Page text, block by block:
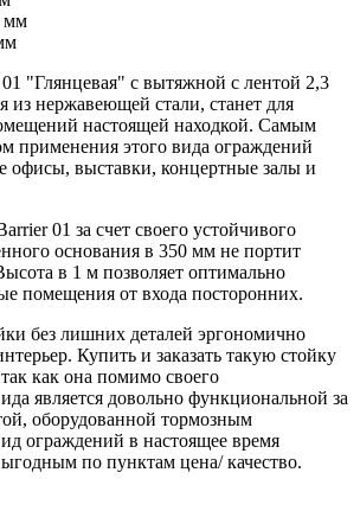
мм
"Глянцевая" с вытяжной с лентой 2,3
из нержавеющей стали, станет для
настоящей находкой. Самым
применения этого вида ограждений
офисы, выставки, концертные залы и
01 за счет своего устойчивого
основания в 350 мм не портит
в 1 м позволяет оптимально
помещения от входа посторонних.
без лишних деталей эргономично
Купить и заказать такую стойку
как она помимо своего
является довольно функциональной за
оборудованной тормозным
ограждений в настоящее время
по пунктам цена/ качество.